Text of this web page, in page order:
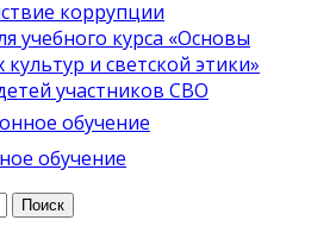
коррупции
учебного курса «Основы
и светской этики»
участников СВО
обучение
обучение